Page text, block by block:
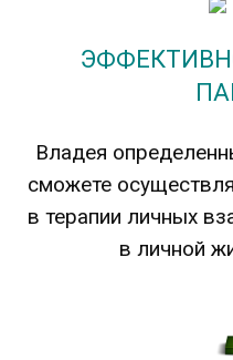
Владея
сможете
в терапии личных
в личной